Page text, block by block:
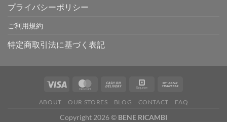
プライバシーポリシー
ご利用規約
特定商取引法に基づく表記
ABOUT OUR STORES BLOG CONTACT FAQ
Copyright 2026 © BENE RICAMBI